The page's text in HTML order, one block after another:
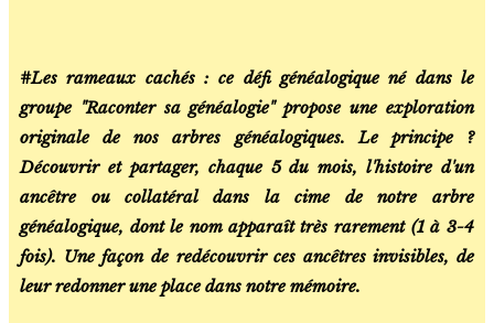
#Les rameaux cachés : ce défi généalogique né dans le
groupe "Raconter sa généalogie" propose une exploration
originale de nos arbres généalogiques. Le principe ?
Découvrir et partager, chaque 5 du mois, l'histoire d'un
ancêtre ou collatéral dans la cime de notre arbre
généalogique, dont le nom apparaît très rarement (1 à 3-4
fois). Une façon de redécouvrir ces ancêtres invisibles, de
leur redonner une place dans notre mémoire.